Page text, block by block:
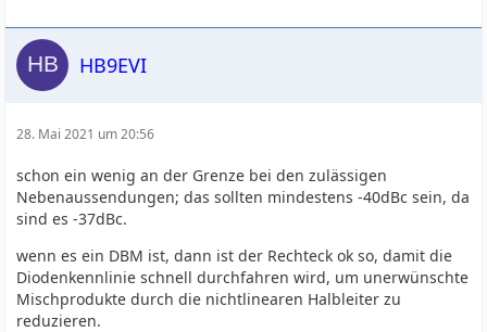
HB9EVI
28. Mai 2021 um 20:56
schon ein wenig an der Grenze bei den zulässigen
Nebenaussendungen; das sollten mindestens -40dBc sein, da
sind es -37dBc.
wenn es ein DBM ist, dann ist der Rechteck ok so, damit die
Diodenkennlinie schnell durchfahren wird, um unerwünschte
Mischprodukte durch die nichtlinearen Halbleiter zu
reduzieren.